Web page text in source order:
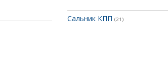
Сальник КПП (21)